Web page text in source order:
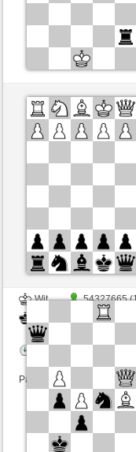
Zwart
denny
Wit
perpi17
Wit
54327665
perpi17
Speelduur: 3 minutes/
Partij telt mee voor de